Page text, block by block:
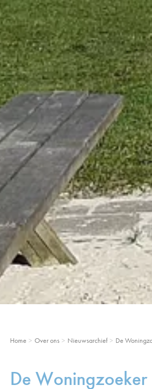
Home Over ons Nieuwsarchief De
De Woningzoeker